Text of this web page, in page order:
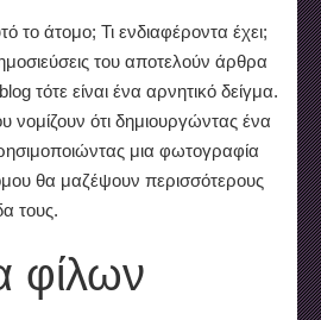
το άτομο; Τι ενδιαφέροντα έχει;
του αποτελούν άρθρα
τότε είναι ένα αρνητικό δείγμα.
νομίζουν ότι δημιουργώντας ένα
μια φωτογραφία
θα μαζέψουν περισσότερους
τους.
φίλων